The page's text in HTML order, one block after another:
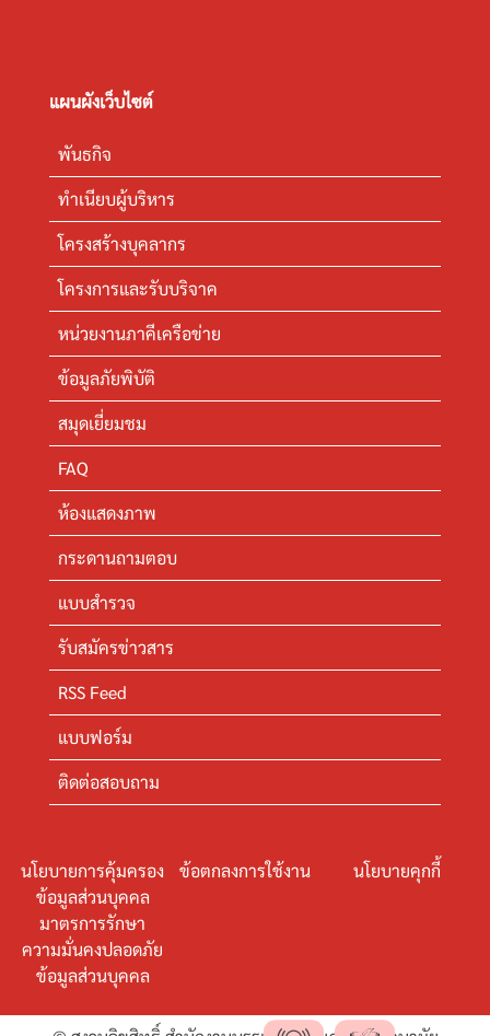
แผนผังเว็บไซต์
พันธกิจ
ทำเนียบผู้บริหาร
โครงสร้างบุคลากร
โครงการและรับบริจาค
หน่วยงานภาคีเครือข่าย
ข้อมูลภัยพิบัติ
สมุดเยี่ยมชม
FAQ
ห้องแสดงภาพ
กระดานถามตอบ
แบบสำรวจ
รับสมัครข่าวสาร
RSS Feed
แบบฟอร์ม
ติดต่อสอบถาม
นโยบายการคุ้มครอง
ข้อมูลส่วนบุคคล
ข้อตกลงการใช้งาน นโยบายคุกกี้
มาตรการรักษา
ความมั่นคงปลอดภัย
ข้อมูลส่วนบุคคล